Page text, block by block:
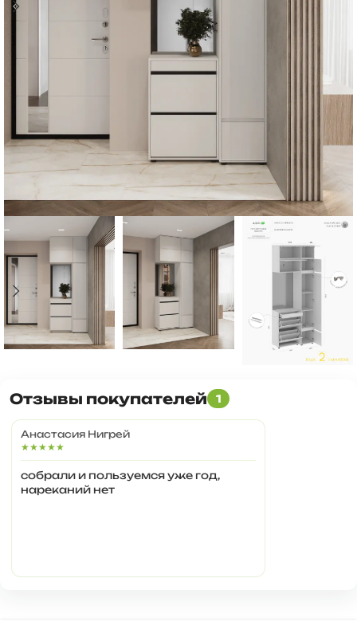
Отзывы покупателей 1
Анастасия Нигрей
★★★★★
собрали и пользуемся уже год,
нареканий нет